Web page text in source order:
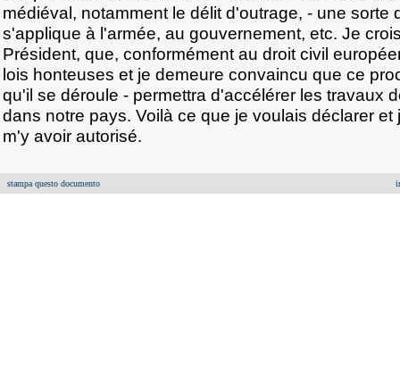
médiéval, notamment le délit d'outrage, - une sorte
s'applique à l'armée, au gouvernement, etc. Je
Président, que, conformément au droit civil
lois honteuses et je demeure convaincu que ce
qu'il se déroule - permettra d'accélérer les travaux
dans notre pays. Voilà ce que je voulais déclarer et
m'y avoir autorisé.
stampa questo documento